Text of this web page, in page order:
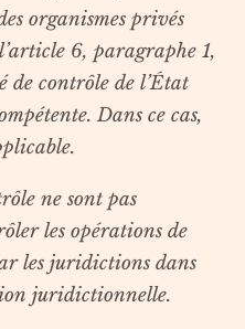
organismes privés
6, paragraphe 1,
de contrôle de l’État
Dans ce cas,
ne sont pas
les opérations de
les juridictions dans
juridictionnelle.